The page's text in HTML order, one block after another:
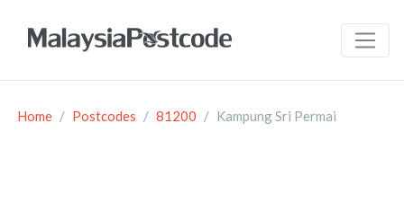
Home Postcodes 81200 Kampung Sri Permai